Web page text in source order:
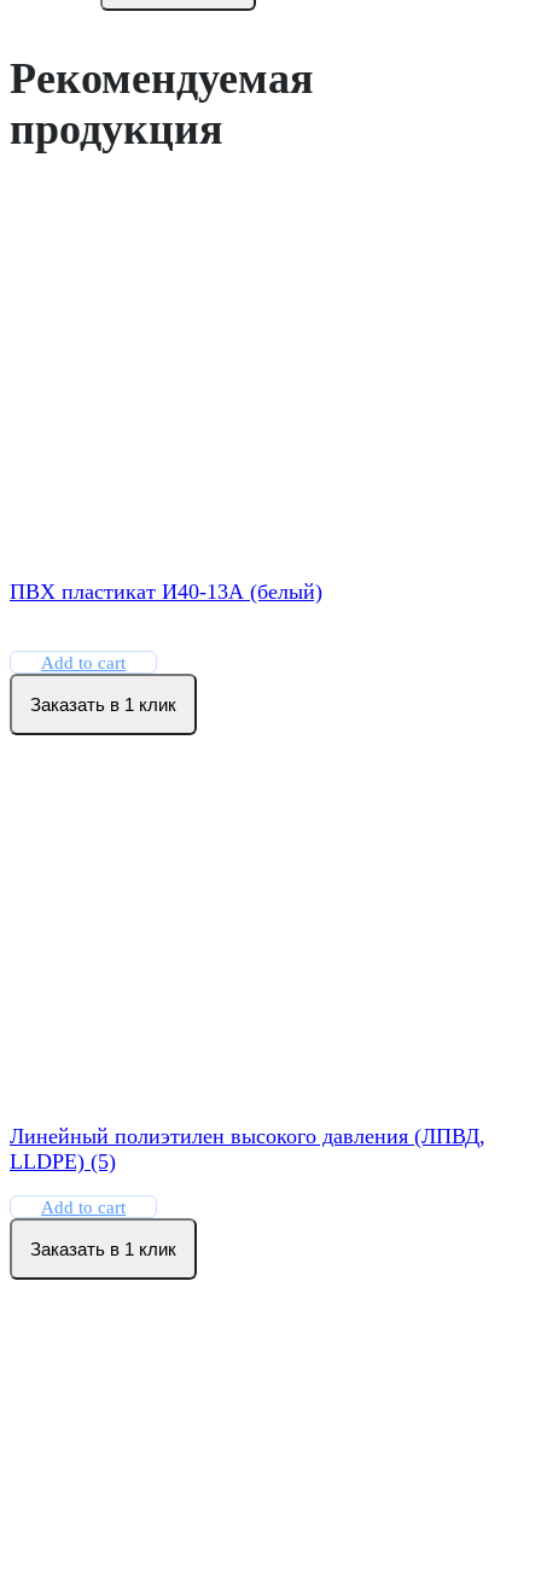
Рекомендуемая
продукция
ПВХ пластикат И40-13А (белый)
Add to cart
Заказать в 1 клик
Линейный полиэтилен высокого давления (ЛПВД,
LLDPE) (5)
Add to cart
Заказать в 1 клик